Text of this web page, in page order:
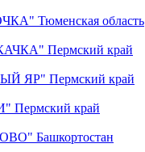
Тюменская область
Пермский край
ЯР" Пермский край
Пермский край
Башкортостан